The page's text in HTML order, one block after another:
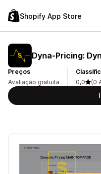
Shopify App Store
Dyna‑Pricing:
Preços
Avaliação gratuita
0,0
(0